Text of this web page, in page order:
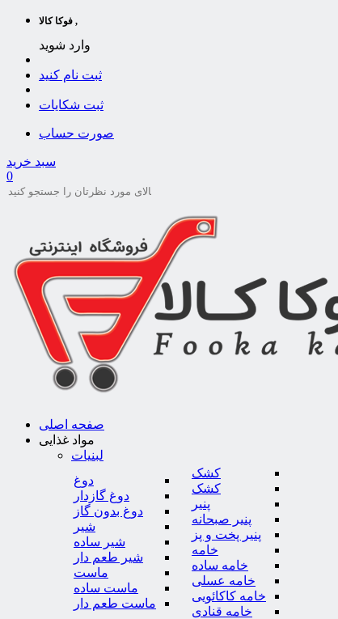
فوکا کالا ,
وارد شوید
ثبت نام کنید
ثبت شکایات
صورت حساب
سبد خرید
0
صفحه اصلی
مواد غذایی
لبنیات
کشک
کشک
پنیر
پنیر صبحانه
پنیر پخت و پز
خامه
خامه ساده
خامه عسلی
خامه کاکائویی
خامه قنادی
دوغ
دوغ گازدار
دوغ بدون گاز
شیر
شیر ساده
شیر طعم دار
ماست
ماست ساده
ماست طعم دار